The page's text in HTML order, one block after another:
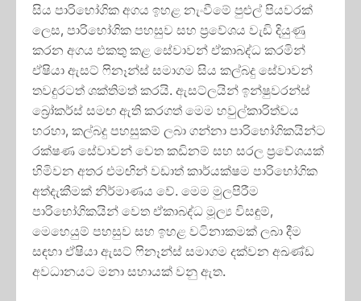
සිය පාරිභෝගික අගය ඉහළ නැංවීමේ පුළුල් පියවරක්
ලෙස, පාරිභෝගික පහසුව සහ ප්‍රවේශය වැඩි දියුණු
කරන අගය එකතු කළ සේවාවන් ඒකාබද්ධ කරමින්
ඒෂියා ඇසට් ෆිනෑන්ස් සමාගම සිය කල්බදු සේවාවන්
තවදුරටත් ශක්තිමත් කරයි. ඇසට්ලයින් ඉන්ෂුවරන්ස්
බ්‍රෝකර්ස් සමඟ ඇති කරගත් මෙම හවුල්කාරිත්වය
හරහා, කල්බදු පහසුකම් ලබා ගන්නා පාරිභෝගිකයින්ට
රක්ෂණ සේවාවන් වෙත කඩිනම් සහ සරල ප්‍රවේශයක්
හිමිවන අතර එමඟින් වඩාත් කාර්යක්ෂම පාරිභෝගික
අත්දැකීමක් නිර්මාණය වේ. මෙම මුලපිරීම
පාරිභෝගිකයින් වෙත ඒකාබද්ධ මූල්‍ය විසඳුම්,
මෙහෙයුම් පහසුව සහ ඉහළ වටිනාකමක් ලබා දීම
සඳහා ඒෂියා ඇසට් ෆිනෑන්ස් සමාගම දක්වන අඛණ්ඩ
අවධානයට මනා සහායක් වනු ඇත.